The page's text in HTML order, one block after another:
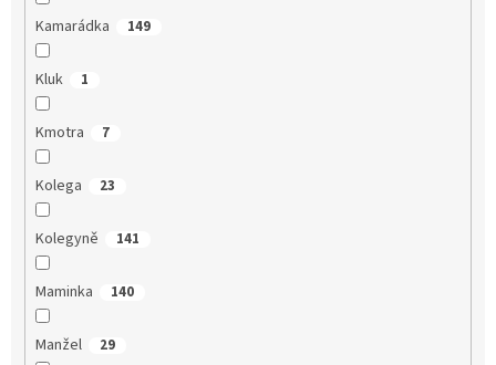
Kamarádka 149
Kluk 1
Kmotra 7
Kolega 23
Kolegyně 141
Maminka 140
Manžel 29